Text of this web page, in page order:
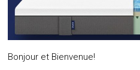
Bonjour et Bienvenue!